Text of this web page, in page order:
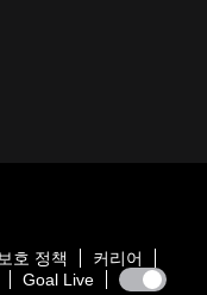
호 정책
커리어
Goal Live